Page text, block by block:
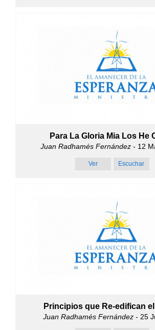
Para La Gloria Mia Los He
Juan Radhamés Fernández - 12
Ver Escuchar
Principios que Re-edifican
Juan Radhamés Fernández- 25